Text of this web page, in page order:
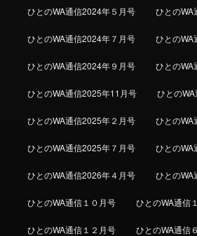
ひとのWA通信2024年５月号 ひとの
ひとのWA通信2024年７月号 ひとの
ひとのWA通信2024年９月号 ひとの
ひとのWA通信2025年11月号 ひとの
ひとのWA通信2025年２月号 ひとの
ひとのWA通信2025年７月号 ひとの
ひとのWA通信2026年４月号 ひとの
ひとのWA通信１０月号 ひとのWA通信
ひとのWA通信１２月号 ひとのWA通信